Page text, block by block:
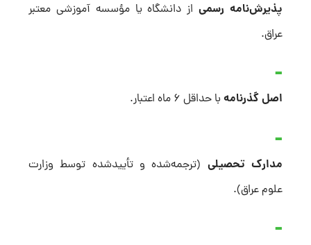
پذیرش‌نامه رسمیاز دانشگاه یا مؤسسه آموزشی معتبر
عراق.
اصل گذرنامه با حداقل ۶ ماه اعتبار.
مدارک تحصیلی (ترجمه‌شده و تأییدشده توسط وزارت
علوم عراق).